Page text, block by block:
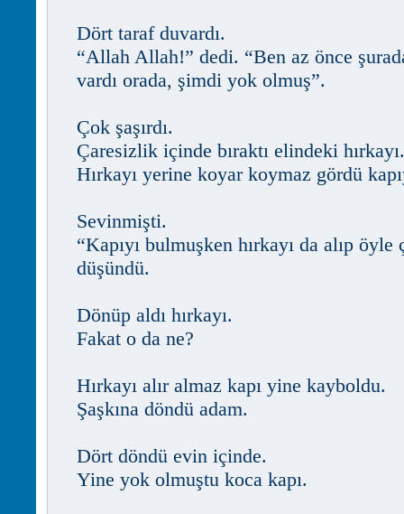
Dört taraf duvardı.
“Allah Allah!” dedi. “Ben az önce
vardı orada, şimdi yok olmuş”.
Çok şaşırdı.
Çaresizlik içinde bıraktı elindeki hırkayı.
Hırkayı yerine koyar koymaz gördü
Sevinmişti.
“Kapıyı bulmuşken hırkayı da alıp öyle
düşündü.
Dönüp aldı hırkayı.
Fakat o da ne?
Hırkayı alır almaz kapı yine kayboldu.
Şaşkına döndü adam.
Dört döndü evin içinde.
Yine yok olmuştu koca kapı.